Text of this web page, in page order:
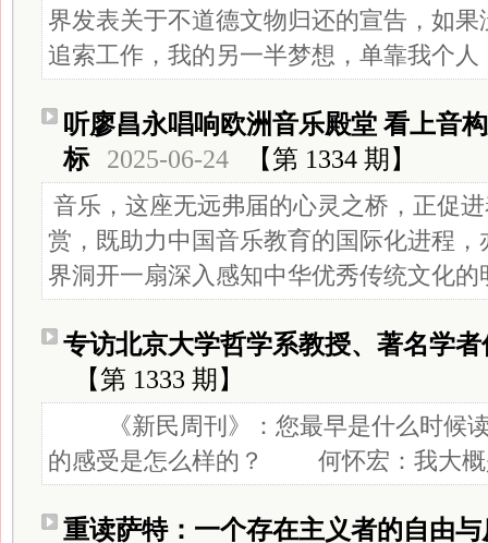
界发表关于不道德文物归还的宣告，如
追索工作，我的另一半梦想，单靠我个
听廖昌永唱响欧洲音乐殿堂 看上音
标
2025-06-24 【第 1334 期】
音乐，这座无远弗届的心灵之桥，正促
赏，既助力中国音乐教育的国际化进程
界洞开一扇深入感知中华优秀传统文化的
专访北京大学哲学系教授、著名学者
【第 1333 期】
《新民周刊》：您最早是什么时候读
的感受是怎么样的？ 何怀宏：我大概
重读萨特：一个存在主义者的自由与